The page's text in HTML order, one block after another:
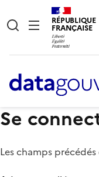
RÉPUBLIQUE
FRANÇAISE
Se
Les champs